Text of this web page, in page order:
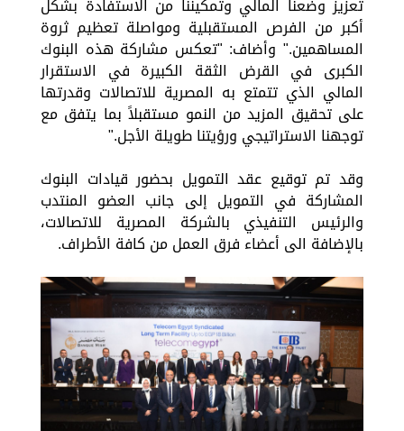
أكبر من الفرص المستقبلية ومواصلة تعظيم ثروة
المساهمين." وأضاف: "تعكس مشاركة هذه البنوك
الكبرى في القرض الثقة الكبيرة في الاستقرار
المالي الذي تتمتع به المصرية للاتصالات وقدرتها
على تحقيق المزيد من النمو مستقبلاً بما يتفق مع
توجهنا الاستراتيجي ورؤيتنا طويلة الأجل."
وقد تم توقيع عقد التمويل بحضور قيادات البنوك
المشاركة في التمويل إلى جانب العضو المنتدب
والرئيس التنفيذي بالشركة المصرية للاتصالات،
بالإضافة الى أعضاء فرق العمل من كافة الأطراف.